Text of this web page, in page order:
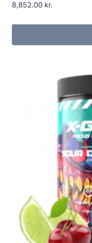
8,852.00 kr.